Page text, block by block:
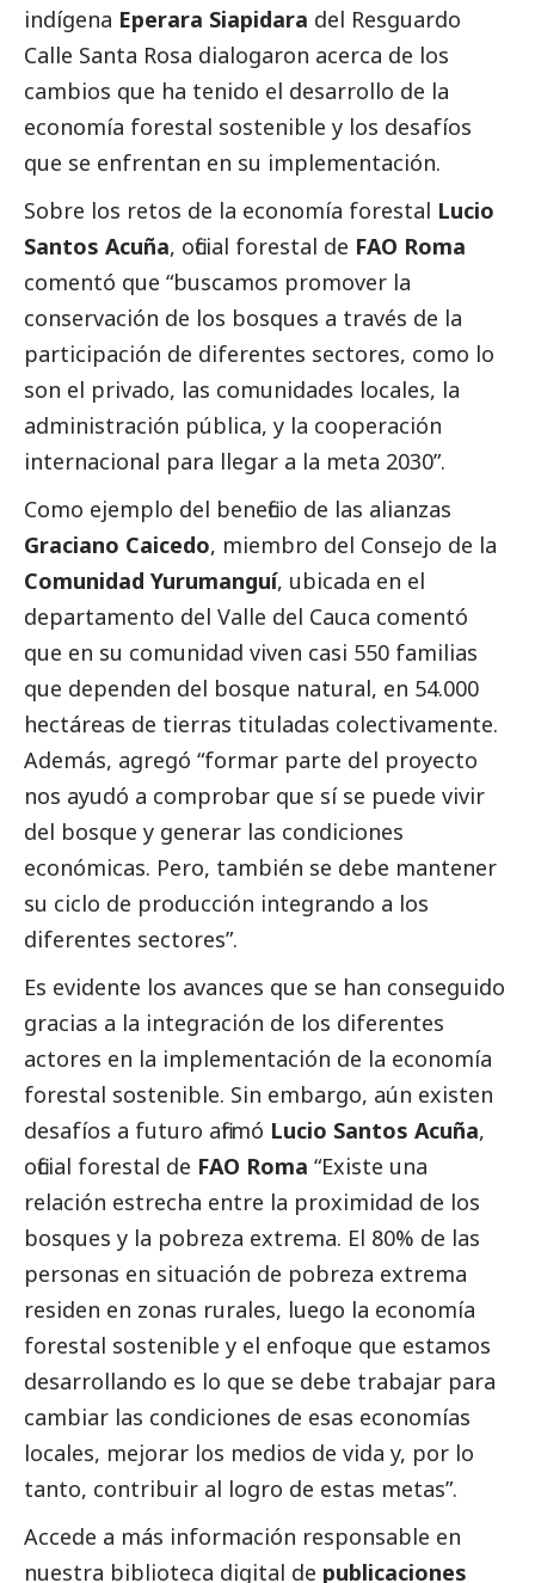
indígena Eperara Siapidara del Resguardo
Calle Santa Rosa dialogaron acerca de los
cambios que ha tenido el desarrollo de la
economía forestal sostenible y los desafíos
que se enfrentan en su implementación.
Sobre los retos de la economía forestal Lucio
Santos Acuña, oficial forestal de FAO Roma
comentó que “buscamos promover la
conservación de los bosques a través de la
participación de diferentes sectores, como lo
son el privado, las comunidades locales, la
administración pública, y la cooperación
internacional para llegar a la meta 2030”.
Como ejemplo del beneficio de las alianzas
Graciano Caicedo, miembro del Consejo de la
Comunidad Yurumanguí, ubicada en el
departamento del Valle del Cauca comentó
que en su comunidad viven casi 550 familias
que dependen del bosque natural, en 54.000
hectáreas de tierras tituladas colectivamente.
Además, agregó “formar parte del proyecto
nos ayudó a comprobar que sí se puede vivir
del bosque y generar las condiciones
económicas. Pero, también se debe mantener
su ciclo de producción integrando a los
diferentes sectores”.
Es evidente los avances que se han conseguido
gracias a la integración de los diferentes
actores en la implementación de la economía
forestal sostenible. Sin embargo, aún existen
desafíos a futuro afirmó Lucio Santos Acuña,
oficial forestal de FAO Roma “Existe una
relación estrecha entre la proximidad de los
bosques y la pobreza extrema. El 80% de las
personas en situación de pobreza extrema
residen en zonas rurales, luego la economía
forestal sostenible y el enfoque que estamos
desarrollando es lo que se debe trabajar para
cambiar las condiciones de esas economías
locales, mejorar los medios de vida y, por lo
tanto, contribuir al logro de estas metas”.
Accede a más información responsable en
nuestra biblioteca digital de publicaciones